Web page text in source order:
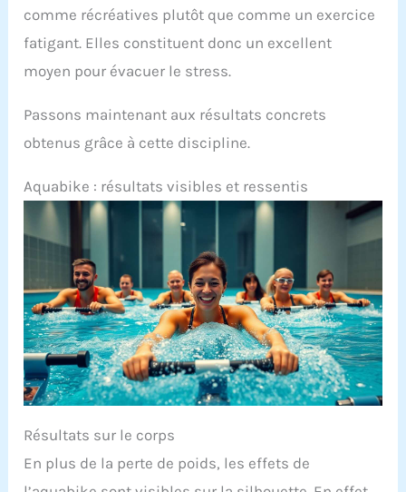
comme récréatives plutôt que comme un exercice
fatigant. Elles constituent donc un excellent
moyen pour évacuer le stress.
Passons maintenant aux résultats concrets
obtenus grâce à cette discipline.
Aquabike : résultats visibles et ressentis
Résultats sur le corps
En plus de la perte de poids, les effets de